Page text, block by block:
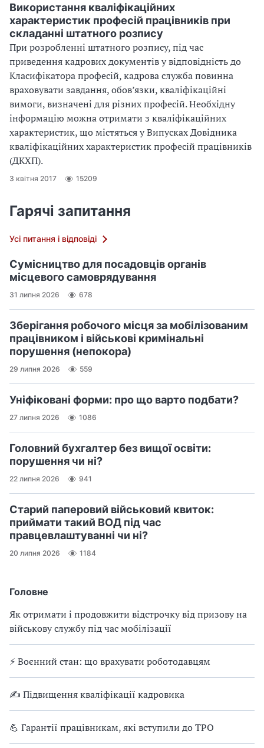
Головне
Як отримати і продовжити відстрочку від призову на
військову службу під час мобілізації
⚡ Воєнний стан: що врахувати роботодавцям
✍ Підвищення кваліфікації кадровика
💪 Гарантії працівникам, які вступили до ТРО
Використання кваліфікаційних
характеристик професій працівників при
складанні штатного розпису
При розробленні штатного розпису, під час
приведення кадрових документів у відповідність до
Класифікатора професій, кадрова служба повинна
враховувати завдання, обов’язки, кваліфікаційні
вимоги, визначені для різних професій. Необхідну
інформацію можна отримати з кваліфікаційних
характеристик, що містяться у Випусках Довідника
кваліфікаційних характеристик професій працівників
(ДКХП).
3 квітня 2017 15209
Гарячі запитання
Усі питання і відповіді
Сумісництво для посадовців органів
місцевого самоврядування
31 липня 2026 678
Зберігання робочого місця за мобілізованим
працівником і військові кримінальні
порушення (непокора)
29 липня 2026 559
Уніфіковані форми: про що варто подбати?
27 липня 2026 1086
Головний бухгалтер без вищої освіти:
порушення чи ні?
22 липня 2026 941
Старий паперовий військовий квиток:
приймати такий ВОД під час
правцевлаштуванні чи ні?
20 липня 2026 1184